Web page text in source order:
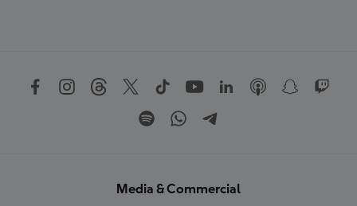
Media & Commercial